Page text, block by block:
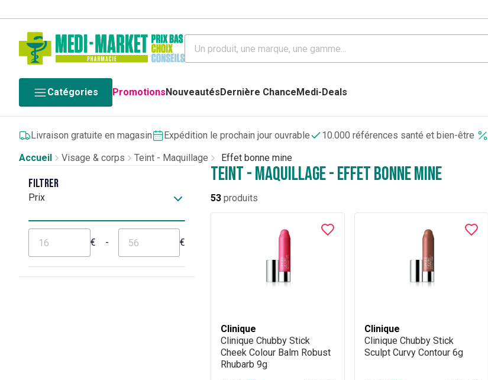
Catégories PromotionsNouveautésDernière ChanceMedi-Deals
Livraison gratuite en magasin Expédition le prochain jour ouvrable 10.000 références santé et bien-être
Accueil
Visage & corps Teint - Maquillage Effet bonne mine
Filtrer
Prix
€ - €
Teint - Maquillage - Effet bonne mine
53 produits
Clinique
Clinique Chubby Stick
Cheek Colour Balm Robust
Rhubarb 9g
Clinique
Clinique Chubby Stick
Sculpt Curvy Contour 6g